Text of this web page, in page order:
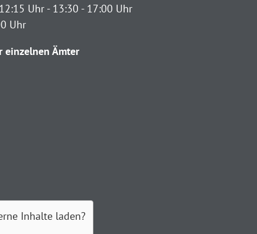
Uhr - 13:30 - 17:00 Uhr
Uhr
einzelnen Ämter
Inhalte laden?